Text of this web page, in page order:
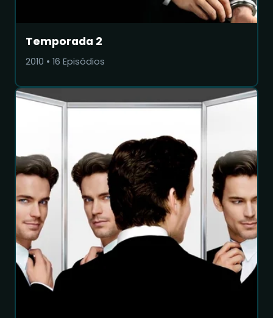
Temporada 2
2010 • 16 Episódios